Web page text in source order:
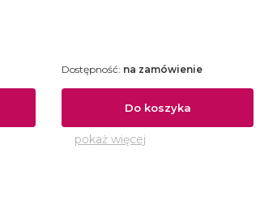
Do koszyka
Dostępność: na zamówienie
pokaż więcej